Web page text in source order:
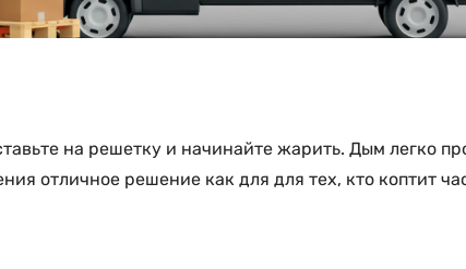
на решетку и начинайте жарить. Дым легко
отличное решение как для для тех, кто коптит